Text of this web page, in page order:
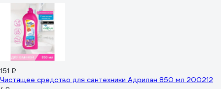
151 ₽
Чистящее средство для сантехники Адрилан 850 мл 200212